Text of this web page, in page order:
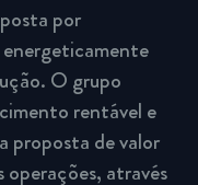
por
energeticamente
O grupo
rentável e
proposta de valor
operações, através